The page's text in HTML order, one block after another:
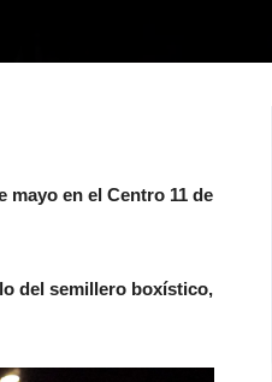
mayo en el Centro 11 de
del semillero boxístico,